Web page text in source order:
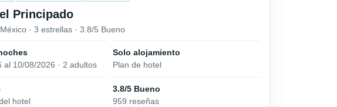
Principado
· 3 estrellas · 3.8/5 Bueno
al 10/08/2026 · 2 adultos
Solo alojamiento
Plan de hotel
hotel
3.8/5 Bueno
959 reseñas